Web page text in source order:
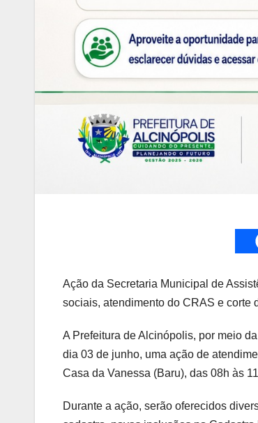
Ação da Secretaria Municipal de
sociais, atendimento do CRAS e corte
A Prefeitura de Alcinópolis, por meio
dia 03 de junho, uma ação de
Casa da Vanessa (Baru), das 08h às
Durante a ação, serão oferecidos